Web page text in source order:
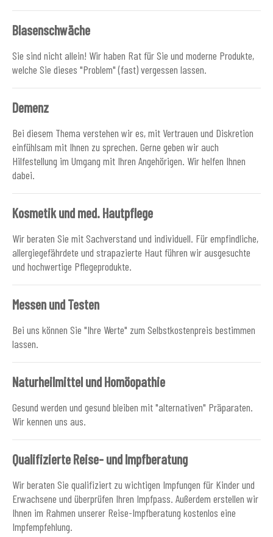
Blasenschwäche
Sie sind nicht allein! Wir haben Rat für Sie und moderne Produkte,
welche Sie dieses "Problem" (fast) vergessen lassen.
Demenz
Bei diesem Thema verstehen wir es, mit Vertrauen und Diskretion
einfühlsam mit Ihnen zu sprechen. Gerne geben wir auch
Hilfestellung im Umgang mit Ihren Angehörigen. Wir helfen Ihnen
dabei.
Kosmetik und med. Hautpflege
Wir beraten Sie mit Sachverstand und individuell. Für empfindliche,
allergiegefährdete und strapazierte Haut führen wir ausgesuchte
und hochwertige Pflegeprodukte.
Messen und Testen
Bei uns können Sie "Ihre Werte" zum Selbstkostenpreis bestimmen
lassen.
Naturheilmittel und Homöopathie
Gesund werden und gesund bleiben mit "alternativen" Präparaten.
Wir kennen uns aus.
Qualifizierte Reise- und Impfberatung
Wir beraten Sie qualifiziert zu wichtigen Impfungen für Kinder und
Erwachsene und überprüfen Ihren Impfpass. Außerdem erstellen wir
Ihnen im Rahmen unserer Reise-Impfberatung kostenlos eine
Impfempfehlung.